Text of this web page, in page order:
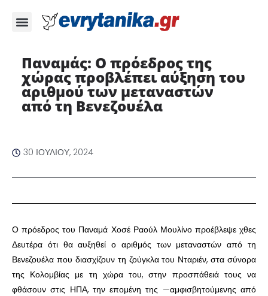
Παναμάς: Ο πρόεδρος της
χώρας προβλέπει αύξηση του
αριθμού των μεταναστών
από τη Βενεζουέλα
30 ΙΟΥΛΊΟΥ, 2024
Ο πρόεδρος του Παναμά Χοσέ Ραούλ Μουλίνο προέβλεψε χθες
Δευτέρα ότι θα αυξηθεί ο αριθμός των μεταναστών από τη
Βενεζουέλα που διασχίζουν τη ζούγκλα του Νταριέν, στα σύνορα
της Κολομβίας με τη χώρα του, στην προσπάθειά τους να
φθάσουν στις ΗΠΑ, την επομένη της —αμφισβητούμενης από